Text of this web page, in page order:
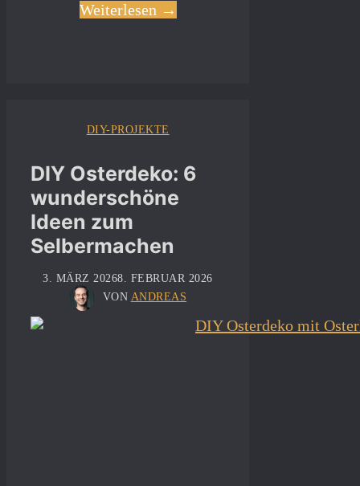
Weiterlesen →
DIY-PROJEKTE
DIY Osterdeko: 6
wunderschöne
Ideen zum
Selbermachen
3. MÄRZ 20268. FEBRUAR 2026
VON ANDREAS